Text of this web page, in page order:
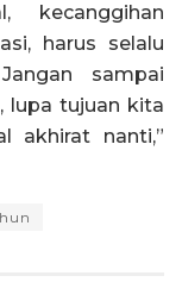
kecanggihan
harus selalu
sampai
lupa tujuan kita
akhirat nanti,”